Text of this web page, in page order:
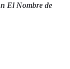
El Nombre de